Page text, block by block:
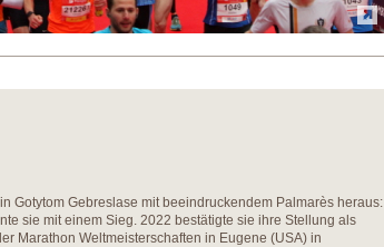
Gotytom Gebreslase mit beeindruckendem Palmarès heraus:
sie mit einem Sieg. 2022 bestätigte sie ihre Stellung als
Marathon Weltmeisterschaften in Eugene (USA) in